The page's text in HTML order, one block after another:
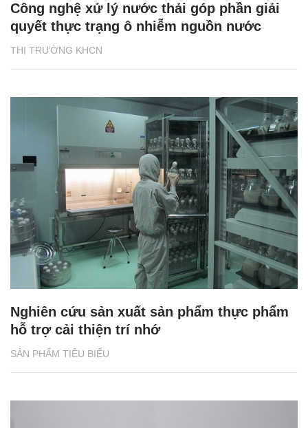
THỊ TRƯỜNG KHCN
Công nghệ xử lý nước thải góp phần giải
quyết thực trạng ô nhiễm nguồn nước
SẢN PHẨM TIÊU BIỂU
Nghiên cứu sản xuất sản phẩm thực phẩm
hỗ trợ cải thiện trí nhớ